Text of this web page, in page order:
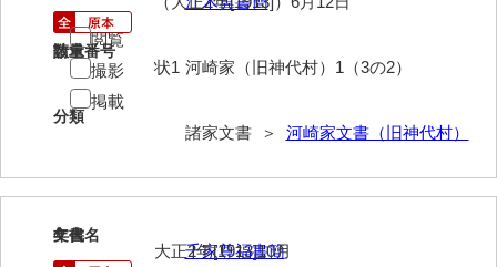
恵良宏収集文書
相木家文書
大谷家文書
請求番号
河崎家（旧神代村）1（3の2）
分類
諸家文書 ＞ 河崎家文書（旧神代村）
数量
状1
閲覧
撮影
掲載
4
文書名
千家尊福書簡
年代
大正2年[1913]10月